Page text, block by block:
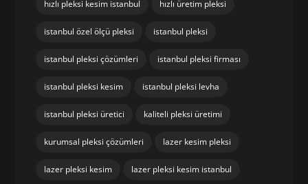
hızlı pleksi kesim istanbul hızlı üretim pleksi
istanbul özel ölçü pleksi istanbul pleksi
istanbul pleksi çözümleri istanbul pleksi firması
istanbul pleksi kesim istanbul pleksi levha
istanbul pleksi üretici kaliteli pleksi üretimi
kurumsal pleksi çözümleri lazer kesim pleksi
lazer pleksi kesim lazer pleksi kesim istanbul